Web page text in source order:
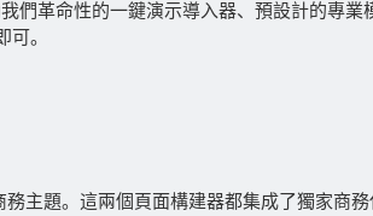
革命性的一鍵演示導入器、預設計的專
。
題。這兩個頁面構建器都集成了獨家商務